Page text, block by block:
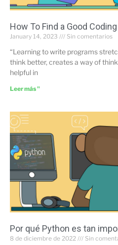
How To Find a Good
January 14, 2023 Sin comentarios
“Learning to write programs
think better, creates a way of
helpful in
Leer más "
Por qué Python es tan
8 de diciembre de 2022 Sin